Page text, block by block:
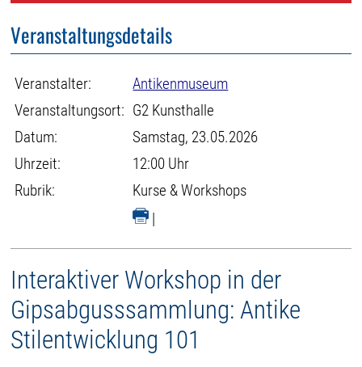
Veranstaltungsdetails
Veranstalter:
Antikenmuseum
Veranstaltungsort: G2 Kunsthalle
Datum:
Samstag, 23.05.2026
Uhrzeit:
12:00 Uhr
Rubrik:
Kurse & Workshops
|
Interaktiver Workshop in der
Gipsabgusssammlung: Antike
Stilentwicklung 101